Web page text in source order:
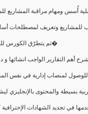
ومهام مراقبة المشاريع
للمشاريع وتعريف لمصطلحات
ثم يتطرّق الكورس للجزء الأساسي و هوا شرح لمها�
أهم التقارير الواجب انشائها و
للوصول لمنصاب إدارية في نفس
بسيطة والمحتوى بالإنجليزي
في تجديد الشهادات